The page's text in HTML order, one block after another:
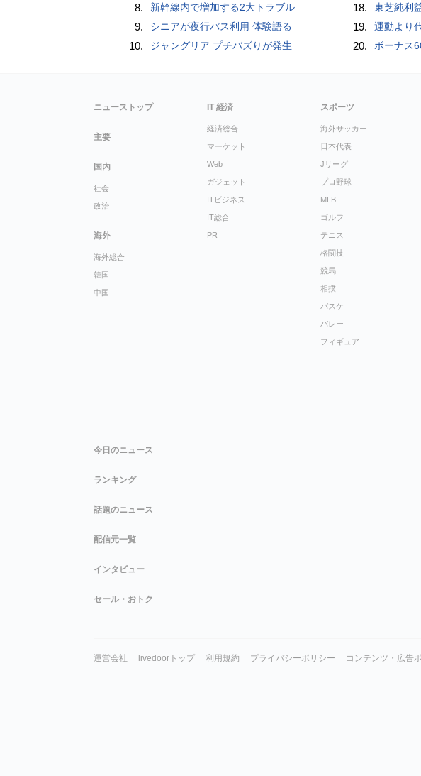
8. 新幹線内で増加する2大トラブル
9. シニアが夜行バス利用 体験語る
10. ジャングリア プチバズりが発生
18. 東芝純利
19. 運動より
20. ボーナス
ニューストップ
主要
国内
社会
政治
海外
海外総合
韓国
中国
IT 経済
経済総合
マーケット
Web
ガジェット
ITビジネス
IT総合
PR
スポーツ
海外サッカー
日本代表
Jリーグ
プロ野球
MLB
ゴルフ
テニス
格闘技
競馬
相撲
バスケ
バレー
フィギュア
今日のニュース
ランキング
話題のニュース
配信元一覧
インタビュー
セール・おトク
運営会社 livedoorトップ 利用規約 プライバシーポリシー コンテンツ・広告